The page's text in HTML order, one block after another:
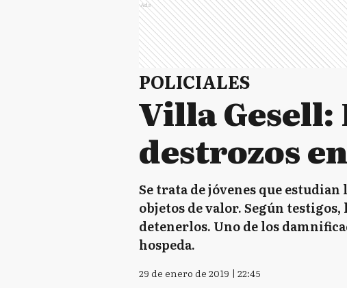
Ads
POLICIALES
Villa Gesell:
destrozos
Se trata de jóvenes que
objetos de valor. Según
detenerlos. Uno de los
hospeda.
29 de enero de 2019 | 22:45